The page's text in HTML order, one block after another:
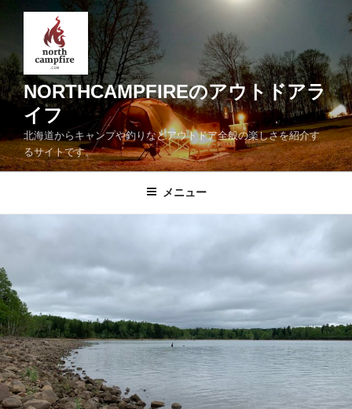
ン
ツ
へ
キ
ッ
NORTHCAMPFIREのアウトドアラ
イフ
北海道からキャンプや釣りなどアウトドア全般の楽しさを紹介す
るサイトです。
メニュー